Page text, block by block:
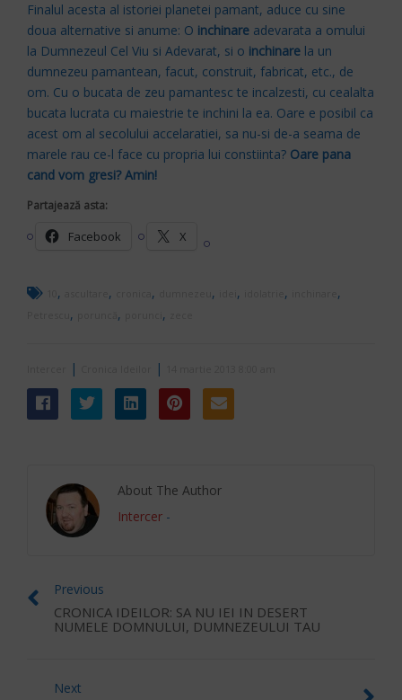
Finalul acesta al istoriei planetei pamant, aduce cu sine
doua alternative si anume: O inchinare adevarata a omului
la Dumnezeul Cel Viu si Adevarat, si o inchinare la un
dumnezeu pamantean, facut, construit, fabricat, etc., de
om. Cu o bucata de zeu pamantesc te incalzesti, cu cealalta
bucata lucrata cu maiestrie te inchini la ea. Oare e posibil ca
acest om al secolului accelaratiei, sa nu-si de-a seama de
marele rau ce-l face cu propria lui constiinta? Oare pana
cand vom gresi? Amin!
Partajează asta:
Facebook X
, , , , , , ,
, , ,
| |
About The Author
Intercer -
Previous
CRONICA IDEILOR: SA NU IEI IN DESERT
NUMELE DOMNULUI, DUMNEZEULUI TAU
Next